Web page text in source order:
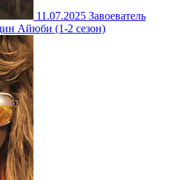
11.07.2025 Завоеватель
Айюби (1-2 сезон)